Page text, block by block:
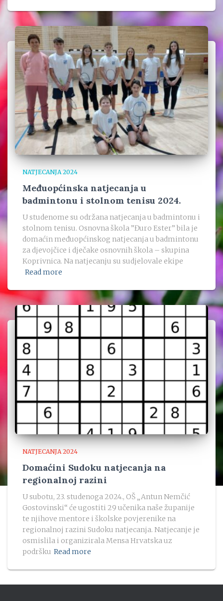
NATJECANJA 2024
Međuopćinska natjecanja u
badmintonu i stolnom tenisu 2024.
U studenome su održana natjecanja u badmintonu i
stolnom tenisu. Osnovna škola ”Đuro Ester” bila je
domaćin međuopćinskog natjecanja u badmintonu
za djevojčice i dječake osnovnih škola – skupina
Koprivnica. Na natjecanju su sudjelovale ekipe
Read more
NATJECANJA 2024
Domaćini Sudoku natjecanja na
regionalnoj razini
U subotu, 23. studenoga 2024., OŠ „Antun Nemčić
Gostovinski“ će ugostiti 29 učenika naše županije
te njihove mentore i školske povjerenike na
regionalnoj razini Sudoku natjecanja. Natjecanje je
osmislila i organizirala Mensa Hrvatska uz
podršku Read more